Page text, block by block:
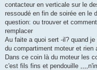
contacteur en verticale sur le
ressoudé en fin de soirée en le
question: ou trouver et
remplacer
Au faite a quoi sert -il? quand
du compartiment moteur et rien
Dans ce coin là du moteur les
c'est fils fins et pendouille